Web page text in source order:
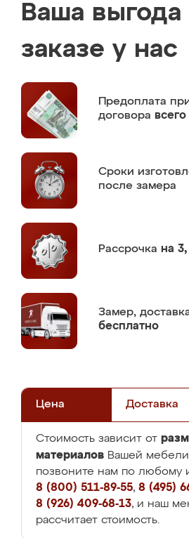
Ваша выгода
заказе у нас
Предоплата
договора
Сроки
после замера
Рассрочка на
Замер,
бесплатно
Цена Доставка
Стоимость зависит от
материалов Вашей
позвоните нам по любому
8 (800) 511-89-55, 8 (495)
8 (926) 409-68-13, и наш
рассчитает стоимость.